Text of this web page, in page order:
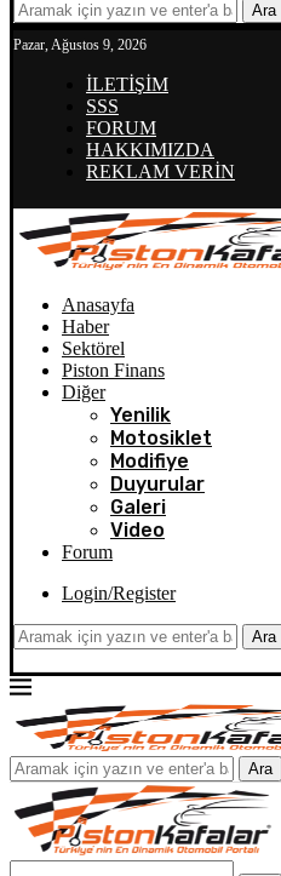
Ara
Pazar, Ağustos 9, 2026
İLETİŞİM
SSS
FORUM
HAKKIMIZDA
REKLAM VERİN
Anasayfa
Haber
Sektörel
Piston Finans
Diğer
Yenilik
Motosiklet
Modifiye
Duyurular
Galeri
Video
Forum
Login/Register
Ara
Ara